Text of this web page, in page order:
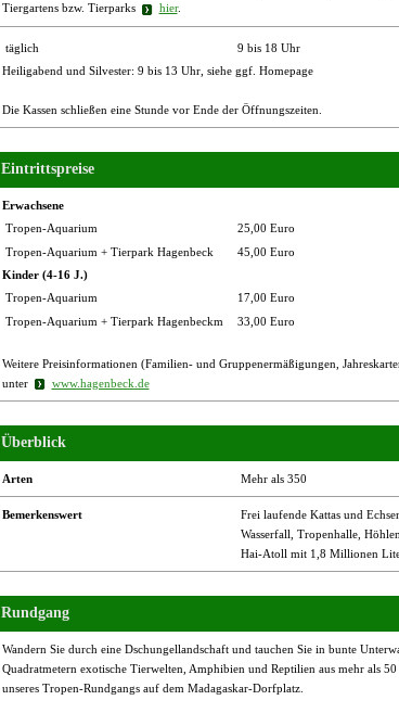
Tiergartens bzw. Tierparks
hier.
täglich
9 bis 18 Uhr
Heiligabend und Silvester: 9 bis 13 Uhr, siehe ggf. Homepage
Die Kassen schließen eine Stunde vor Ende der Öffnungszeiten.
Eintrittspreise
Erwachsene
Tropen-Aquarium
25,00 Euro
Tropen-Aquarium + Tierpark Hagenbeck
45,00 Euro
Kinder (4-16 J.)
Tropen-Aquarium
17,00 Euro
Tropen-Aquarium + Tierpark Hagenbeckm
33,00 Euro
Weitere Preisinformationen (Familien- und Gruppenermäßigungen,
unter
www.hagenbeck.de
Überblick
Arten Mehr als 350
Bemerkenswert
Frei laufende Kattas und
Wasserfall, Tropenhalle,
Hai-Atoll mit 1,8 Millionen
Rundgang
Wandern Sie durch eine Dschungellandschaft und tauchen Sie in bunte
Quadratmetern exotische Tierwelten, Amphibien und Reptilien aus mehr als
unseres Tropen-Rundgangs auf dem Madagaskar-Dorfplatz.